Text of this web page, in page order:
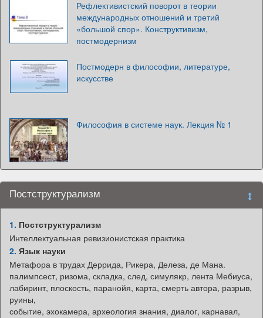
Рефлективистский поворот в теории
международных отношений и третий
«большой спор». Конструктивизм,
постмодернизм
Постмодерн в философии, литературе,
искусстве
Философия в системе наук. Лекция № 1
Постструктурализм
1. Постструктурализм
Интеллектуальная ревизионистская практика
2. Язык науки
Метафора в трудах Деррида, Рикера, Делеза, де Мана.
палимпсест, ризома, складка, след, симулякр, лента Мебиуса,
лабиринт, плоскость, паранойя, карта, смерть автора, разрыв,
руины,
событие, эхокамера, археология знания, диалог, карнавал,